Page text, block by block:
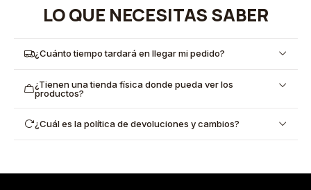
LO QUE NECESITAS SABER
¿Cuánto tiempo tardará en llegar mi pedido?
¿Tienen una tienda física donde pueda ver los
productos?
¿Cuál es la política de devoluciones y cambios?